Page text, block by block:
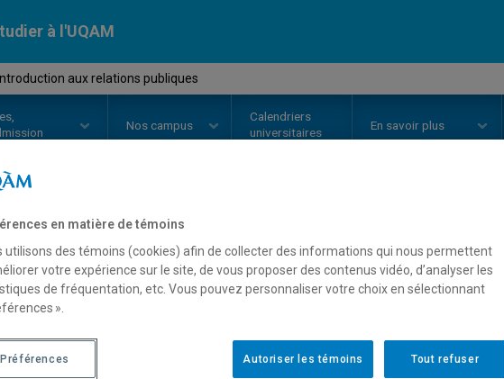
à l'UQAM
aux relations publiques
Nos campus
Calendriers
universitaires
En savoir plus
COURS// COM3121 Introduction aux
Description Horaire -
en matière de témoins
utilisons des témoins (cookies) afin de collecter des informations qui nous permettent
votre expérience sur le site, de vous proposer des contenus vidéo, d’analyser les
de fréquentation, etc. Vous pouvez personnaliser votre choix en sélectionnant
».
Tout refuser
Autoriser les témoins
Préférences